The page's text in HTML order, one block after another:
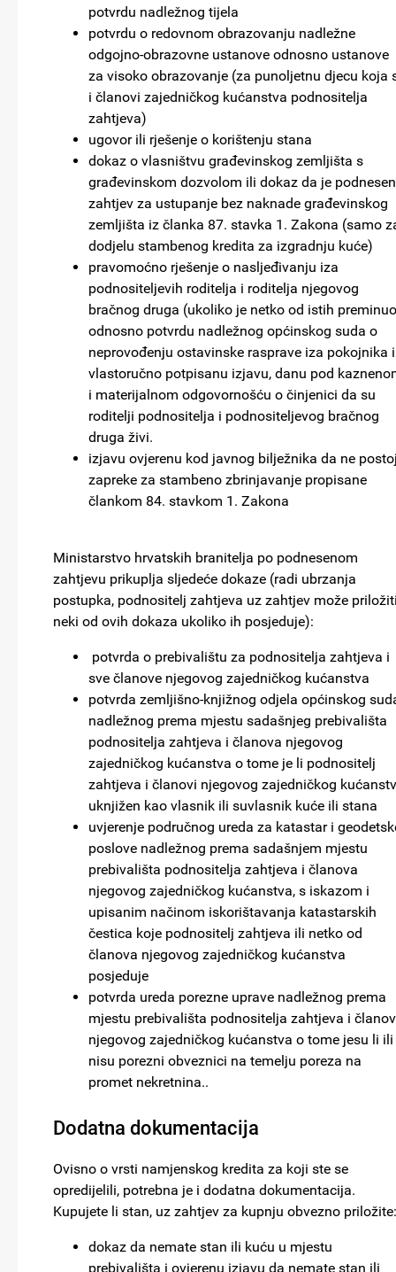
potvrdu nadležnog tijela
potvrdu o redovnom obrazovanju nadležne
odgojno-obrazovne ustanove odnosno ustanove
za visoko obrazovanje (za punoljetnu djecu koja
i članovi zajedničkog kućanstva podnositelja
zahtjeva)
ugovor ili rješenje o korištenju stana
dokaz o vlasništvu građevinskog zemljišta s
građevinskom dozvolom ili dokaz da je podnesen
zahtjev za ustupanje bez naknade građevinskog
zemljišta iz članka 87. stavka 1. Zakona (samo
dodjelu stambenog kredita za izgradnju kuće)
pravomoćno rješenje o nasljeđivanju iza
podnositeljevih roditelja i roditelja njegovog
bračnog druga (ukoliko je netko od istih
odnosno potvrdu nadležnog općinskog suda o
neprovođenju ostavinske rasprave iza pokojnika
vlastoručno potpisanu izjavu, danu pod
i materijalnom odgovornošću o činjenici da su
roditelji podnositelja i podnositeljevog bračnog
druga živi.
izjavu ovjerenu kod javnog bilježnika da ne
zapreke za stambeno zbrinjavanje propisane
člankom 84. stavkom 1. Zakona
Ministarstvo hrvatskih branitelja po podnesenom
zahtjevu prikuplja sljedeće dokaze (radi ubrzanja
postupka, podnositelj zahtjeva uz zahtjev može
neki od ovih dokaza ukoliko ih posjeduje):
potvrda o prebivalištu za podnositelja zahtjeva i
sve članove njegovog zajedničkog kućanstva
potvrda zemljišno-knjižnog odjela općinskog
nadležnog prema mjestu sadašnjeg prebivališta
podnositelja zahtjeva i članova njegovog
zajedničkog kućanstva o tome je li podnositelj
zahtjeva i članovi njegovog zajedničkog
uknjižen kao vlasnik ili suvlasnik kuće ili stana
uvjerenje područnog ureda za katastar i
poslove nadležnog prema sadašnjem mjestu
prebivališta podnositelja zahtjeva i članova
njegovog zajedničkog kućanstva, s iskazom i
upisanim načinom iskorištavanja katastarskih
čestica koje podnositelj zahtjeva ili netko od
članova njegovog zajedničkog kućanstva
posjeduje
potvrda ureda porezne uprave nadležnog prema
mjestu prebivališta podnositelja zahtjeva i
njegovog zajedničkog kućanstva o tome jesu li ili
nisu porezni obveznici na temelju poreza na
promet nekretnina..
Dodatna dokumentacija
Ovisno o vrsti namjenskog kredita za koji ste se
opredijelili, potrebna je i dodatna dokumentacija.
Kupujete li stan, uz zahtjev za kupnju obvezno priložite:
dokaz da nemate stan ili kuću u mjestu
prebivališta i ovjerenu izjavu da nemate stan ili